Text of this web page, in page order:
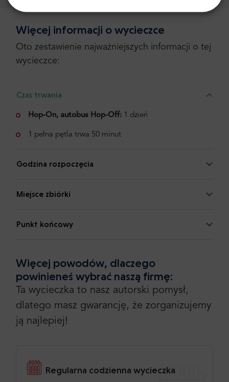
Więcej informacji o wycieczce
Oto zestawienie najważniejszych informacji o tej
wycieczce:
Czas trwania
Hop-On, autobus Hop-Off: 1 dzień
1 pełna pętla trwa 50 minut
Godzina rozpoczęcia
Miejsce zbiórki
Punkt końcowy
Więcej powodów, dlaczego
powinieneś wybrać naszą firmę:
Ta wycieczka to nasz autorski pomysł,
dlatego masz gwarancję, że zorganizujemy
ją najlepiej!
Regularna codzienna wycieczka